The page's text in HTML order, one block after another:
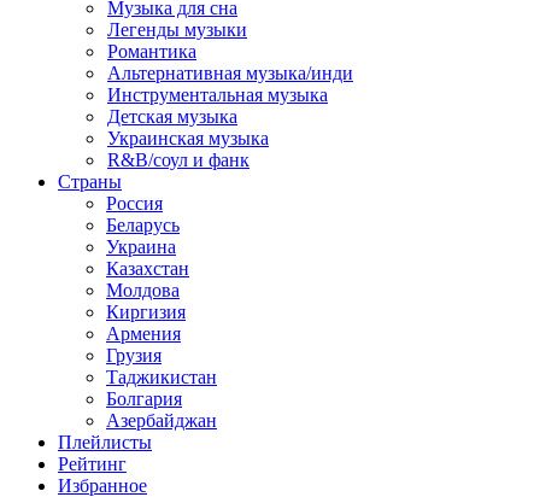
Музыка для сна
Легенды музыки
Романтика
Альтернативная музыка/инди
Инструментальная музыка
Детская музыка
Украинская музыка
R&B/cоул и фанк
Страны
Россия
Беларусь
Украина
Казахстан
Молдова
Киргизия
Армения
Грузия
Таджикистан
Болгария
Азербайджан
Плейлисты
Рейтинг
Избранное